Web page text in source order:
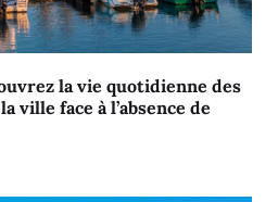
la vie quotidienne des
ville face à l’absence de